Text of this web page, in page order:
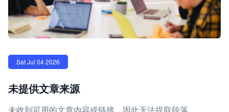
Sat Jul 04 2026
未提供文章来源